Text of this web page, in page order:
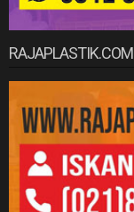
RAJAPLASTIK.COM